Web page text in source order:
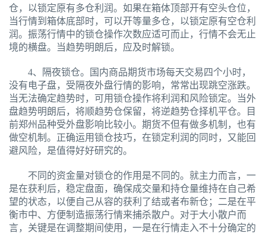
仓，以锁定原有多仓利润。如果在箱体顶部开有空头仓位，
当行情到箱体底部时，可以开等量多仓，以锁定原有空仓利
润。振荡行情中的锁仓操作次数应适可而止，行情不会无止
境的横盘。当趋势明朗后，应及时解锁。
4、隔夜锁仓。国内商品期货市场每天交易四个小时，
没有电子盘，受隔夜外盘行情的影响，常常出现跳空涨跌。
当无法确定趋势时，可用锁仓操作将利润和风险锁定。当外
盘趋势明朗后，将顺趋势仓保留，将逆趋势仓择机平仓。目
前郑州品种受外盘影响比较小。期货不但有做多机制，也有
做空机制。正确运用锁仓技巧，在锁定利润的同时，又能回
避风险，是值得好好研究的。
不同的资金量对锁仓的作用是不同的。就主力而言，一
是在获利后，稳定盘面，确保成交量和持仓量维持在自己希
望的状态，以便自己从容的获利了结或者布新仓；二是在平
衡市中、方便制造振荡行情来捕杀散户。对于大小散户而
言，关键是在调整期间使用，一是在行情走入不十分确定的